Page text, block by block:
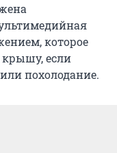
которое
крышу, если
похолодание.